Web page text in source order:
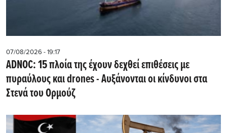
07/08/2026 - 19:17
ADNOC: 15 πλοία της έχουν δεχθεί επιθέσεις με
πυραύλους και drones - Aυξάνονται οι κίνδυνοι στα
Στενά του Ορμούζ